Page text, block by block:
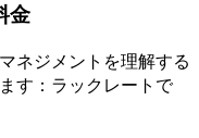
金
ネジメントを理解する
す：ラックレートで